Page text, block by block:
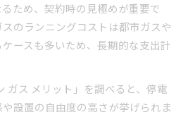
ため、契約時の見極めが重要で
のランニングコストは都市ガスや
ースも多いため、長期的な支出計
ガス メリット」を調べると、停電
設置の自由度の高さが挙げられま